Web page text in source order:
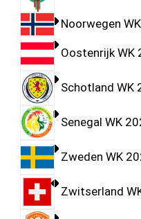
Noorwegen
Oostenrijk
Schotland WK
Senegal WK
Zweden WK
Zwitserland